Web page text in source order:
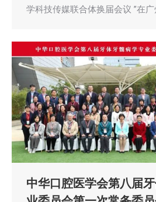
学科技传媒联合体换届会议 ”在
中华口腔医学会第八届